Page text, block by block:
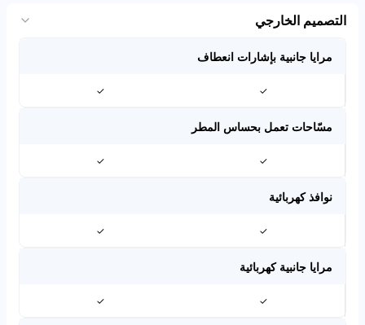
التصميم الخارجي
مرايا جانبية بإشارات انعطاف
✓
✓
مسّاحات تعمل بحساس المطر
✓
✓
نوافذ كهربائية
✓
✓
مرايا جانبية كهربائية
✓
✓